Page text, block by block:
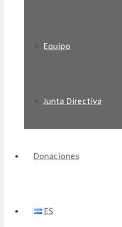
Equipo
Junta Directiva
Donaciones
ES